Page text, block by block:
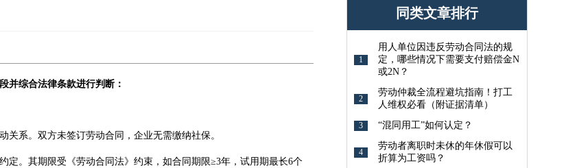
并综合法律条款进行判断：
系。双方未签订劳动合同，企业无需缴纳社保‌。
定。其期限受《劳动合同法》约束，如合同期限≥3年，试用期最长6个
同类文章排行
1
用人单位因违反劳动合同法的规
定，哪些情况下需要支付赔偿金N
或2N？
2
劳动仲裁全流程避坑指南！打工
人维权必看（附证据清单）
3 “混同用工”如何认定？
4
劳动者离职时未休的年休假可以
折算为工资吗？